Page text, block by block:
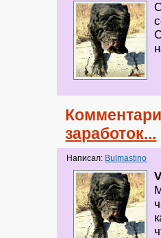
заработок...
Написал: Bulmastino